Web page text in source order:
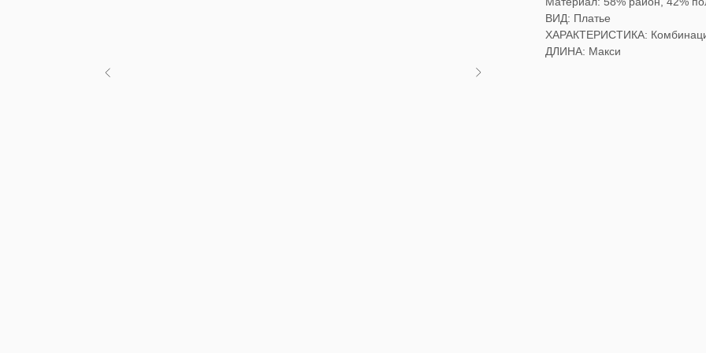
ВИД: Платье
ХАРАКТЕРИСТИКА:
ДЛИНА: Макси